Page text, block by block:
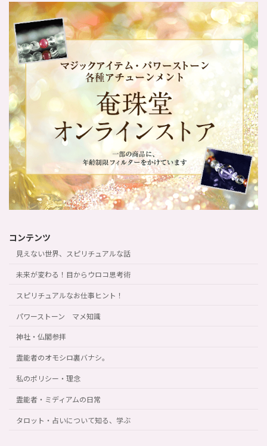
コンテンツ
見えない世界、スピリチュアルな話
未来が変わる！目からウロコ思考術
スピリチュアルなお仕事ヒント！
パワーストーン マメ知識
神社・仏閣参拝
霊能者のオモシロ裏バナシ。
私のポリシー・理念
霊能者・ミディアムの日常
タロット・占いについて知る、学ぶ